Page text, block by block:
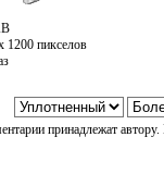
1200 пикселов
принадлежат